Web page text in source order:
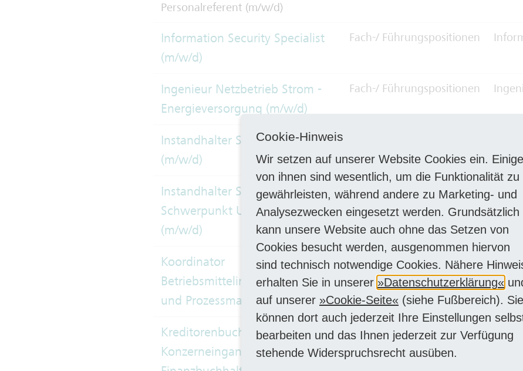
Personalreferent (m/w/d)
Information Security Specialist
(m/w/d)
Fach-/ Führungspositionen
Ingenieur Netzbetrieb Strom -
Energieversorgung (m/w/d)
Fach-/ Führungspositionen
Instandhalter Schienenfahrzeuge
(m/w/d)
Instandhalter Schienenfahrzeuge -
Schwerpunkt Unterflurdrehbank
(m/w/d)
Fach-/ Führungspositionen
Koordinator
Betriebsmittelinformationssysteme
und Prozessmanagement (m/w/d)
Fach-/ Führungspositionen
Kreditorenbuchhalter für
Konzerneingangsrechnungen /
Fach-/ Führungspositionen
Cookie-Hinweis
Wir setzen auf unserer Website Cookies ein. Einige
von ihnen sind wesentlich, um die Funktionalität zu
gewährleisten, während andere zu Marketing- und
Analysezwecken eingesetzt werden. Grundsätzlich
kann unsere Website auch ohne das Setzen von
Cookies besucht werden, ausgenommen hiervon
sind technisch notwendige Cookies. Nähere
erhalten Sie in unserer
Datenschutzerklärung
auf unserer
Cookie-Seite
(siehe Fußbereich). Sie
können dort auch jederzeit Ihre Einstellungen
bearbeiten und das Ihnen jederzeit zur Verfügung
stehende Widerspruchsrecht ausüben.